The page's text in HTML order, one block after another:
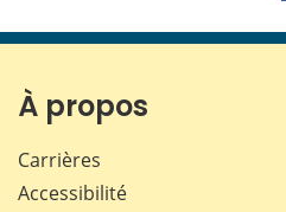
À propos
Carrières
Accessibilité